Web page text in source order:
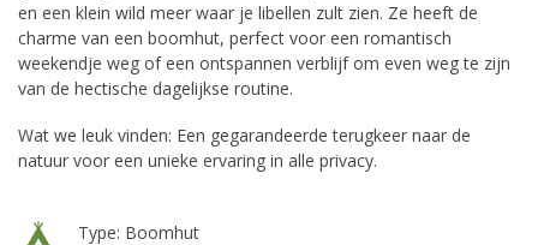
en een klein wild meer waar je libellen zult zien. Ze heeft de
charme van een boomhut, perfect voor een romantisch
weekendje weg of een ontspannen verblijf om even weg te zijn
van de hectische dagelijkse routine.
Wat we leuk vinden: Een gegarandeerde terugkeer naar de
natuur voor een unieke ervaring in alle privacy.
Type: Boomhut